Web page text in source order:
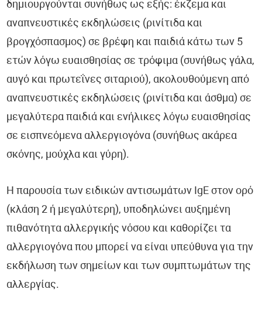
δημιουργούνται συνήθως ως εξής: έκζεμα και
αναπνευστικές εκδηλώσεις (ρινίτιδα και
βρογχόσπασμος) σε βρέφη και παιδιά κάτω των 5
ετών λόγω ευαισθησίας σε τρόφιμα (συνήθως γάλα,
αυγό και πρωτεΐνες σιταριού), ακολουθούμενη από
αναπνευστικές εκδηλώσεις (ρινίτιδα και άσθμα) σε
μεγαλύτερα παιδιά και ενήλικες λόγω ευαισθησίας
σε εισπνεόμενα αλλεργιογόνα (συνήθως ακάρεα
σκόνης, μούχλα και γύρη).
Η παρουσία των ειδικών αντισωμάτων IgE στον ορό
(κλάση 2 ή μεγαλύτερη), υποδηλώνει αυξημένη
πιθανότητα αλλεργικής νόσου και καθορίζει τα
αλλεργιογόνα που μπορεί να είναι υπεύθυνα για την
εκδήλωση των σημείων και των συμπτωμάτων της
αλλεργίας.